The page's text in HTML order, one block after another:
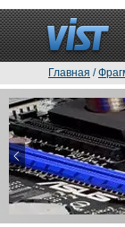
Главная /